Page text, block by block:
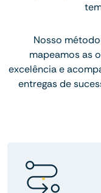
Nosso
mapeamos as
excelência e
entregas de